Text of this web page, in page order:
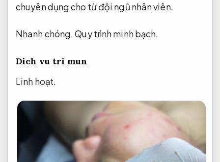
chuyên dụng cho từ đội ngũ nhân viên.
Nhanh chóng.Quy trình minh bạch.
Dich vu tri mun
Linh hoạt.